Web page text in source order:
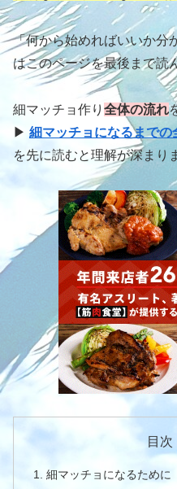
「何から始めればいいか分
はこのページを最後まで読
細マッチョ作り 全体の流れ
▶︎ 細マッチョになるまでの
を先に読むと理解が深まり
目次
細マッチョになるために